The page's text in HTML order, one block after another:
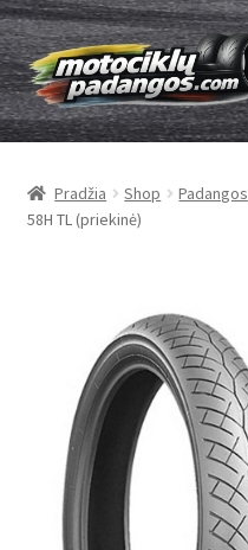
Pereiti
prie
meniu
Pereiti
prie
turinio
Padangos
Kameros
Kaip užsisakyti
Brand
Kontaktai
Pradžia Shop Padangos
58H TL (priekinė)